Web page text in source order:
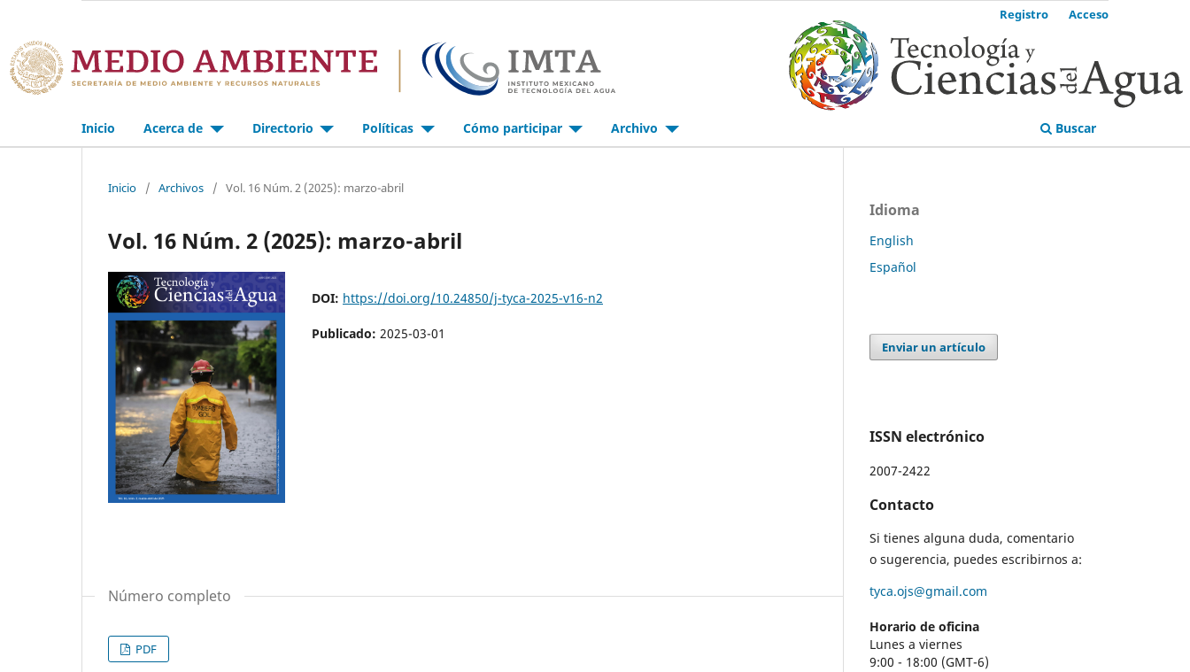
Inicio Acerca de Directorio Políticas Cómo participar Archivo Buscar
Registro Acceso
Inicio / Archivos / Vol. 16 Núm. 2 (2025): marzo-abril
Vol. 16 Núm. 2 (2025): marzo-abril
DOI: https://doi.org/10.24850/j-tyca-2025-v16-n2
Publicado: 2025-03-01
Número completo
PDF
Idioma
English
Español
Enviar un artículo
ISSN electrónico
2007-2422
Contacto
Si tienes alguna duda, comentario
o sugerencia, puedes escribirnos a:
tyca.ojs@gmail.com
Horario de oficina
Lunes a viernes
9:00 - 18:00 (GMT-6)